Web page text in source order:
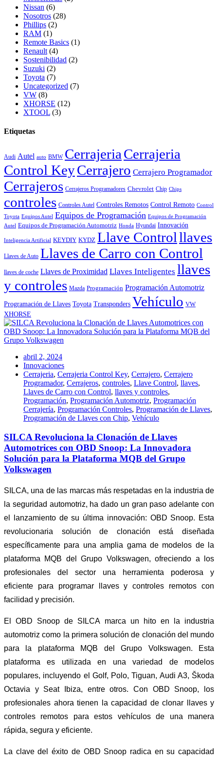
Nissan (6)
Nosotros (28)
Phillips (2)
RAM (1)
Remote Basics (1)
Renault (4)
Sostenibilidad (2)
Suzuki (2)
Toyota (7)
Uncategorized (7)
VW (8)
XHORSE (12)
XTOOL (3)
Etiquetas
Audi Autel auto BMW Cerrajeria Cerrajeria
Control KeyCerrajero Cerrajero Programador
Cerrajeros Cerrajeros Programadores Chevrolet Chip Chips
controles Controles Autel Controles Remotos Control Remoto Control
Toyota Equipos Autel Equipos de Programación Equipos de Programación
Autel Equipos de Programación Automotriz Honda Hyundai Innovación
Inteligencia Artificial KEYDIY KYDZ Llave Controlllaves
Llaves de Auto Llaves de Carro con Control
llaves de coche Llaves de Proximidad Llaves Inteligentes llaves
y controles Mazda Programación Programación Automotriz
Programación de Llaves Toyota Transponders Vehículo VW
XHORSE
abril 2, 2024
Innovaciones
Cerrajeria, Cerrajeria Control Key, Cerrajero, Cerrajero
Programador, Cerrajeros, controles, Llave Control, llaves,
Llaves de Carro con Control, llaves y controles,
Programación, Programación Automotriz, Programación
Cerrajería, Programación Controles, Programación de Llaves,
Programación de Llaves con Chip, Vehículo
SILCA Revoluciona la Clonación de Llaves
Automotrices con OBD Snoop: La Innovadora
Solución para la Plataforma MQB del Grupo
Volkswagen
SILCA, una de las marcas más respetadas en la industria de
la seguridad automotriz, ha dado un gran paso adelante con
el lanzamiento de su última innovación: OBD Snoop. Esta
revolucionaria solución de clonación está diseñada
específicamente para una amplia gama de modelos de la
plataforma MQB del Grupo Volkswagen, ofreciendo a los
profesionales del sector una herramienta poderosa y
eficiente para programar llaves y controles remotos con
facilidad y precisión.
El OBD Snoop de SILCA marca un hito en la industria
automotriz como la primera solución de clonación del mundo
para la plataforma MQB del Grupo Volkswagen. Esta
plataforma es utilizada en una variedad de modelos
populares, incluyendo el Golf, Polo, Tiguan, Audi A3, Škoda
Octavia y Seat Ibiza, entre otros. Con OBD Snoop, los
profesionales ahora tienen la capacidad de clonar llaves y
controles remotos para estos vehículos de una manera
rápida, segura y eficiente.
La clave del éxito de OBD Snoop radica en su capacidad